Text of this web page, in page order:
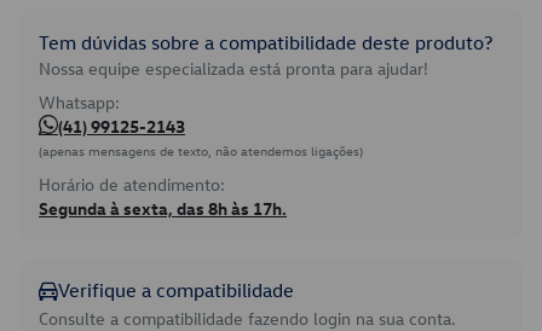
Tem dúvidas sobre a compatibilidade deste produto?
Nossa equipe especializada está pronta para ajudar!
Whatsapp:
(41) 99125-2143
(apenas mensagens de texto, não atendemos ligações)
Horário de atendimento:
Segunda à sexta, das 8h às 17h.
Verifique a compatibilidade
Consulte a compatibilidade fazendo login na sua conta.